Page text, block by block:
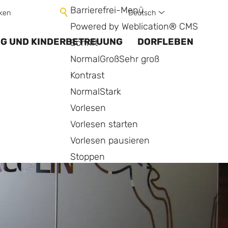
Barrierefrei-Menü
Powered by Weblication® CMS
Schrift
NormalGroßSehr groß
Kontrast
NormalStark
Vorlesen
Vorlesen starten
Vorlesen pausieren
Stoppen
Deutsch
UND KINDERBETREUUNG DORFLEBEN